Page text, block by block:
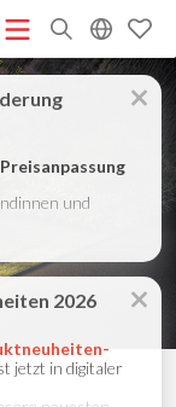
2025
GB(3M) COMPANY
StarTeam 2
Instructions